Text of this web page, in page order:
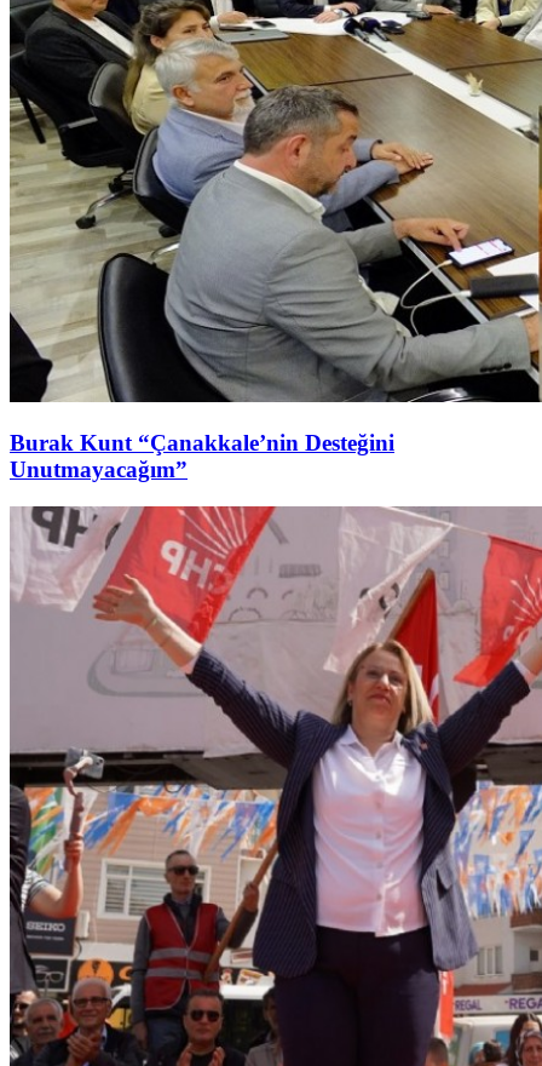
Burak Kunt “Çanakkale’nin Desteğini
Unutmayacağım”